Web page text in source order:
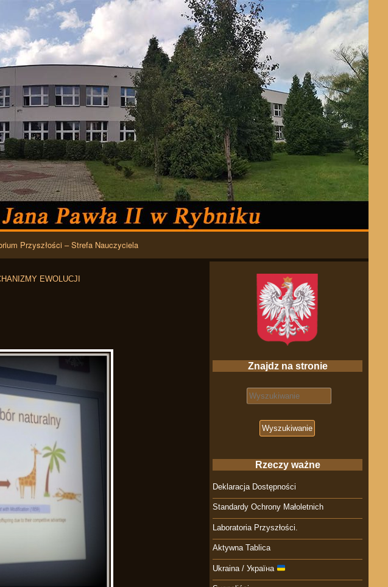
do zawartości
Przyszłości – Strefa Nauczyciela
EWOLUCJI
Znajdz na stronie
Search for:
Rzeczy ważne
Deklaracja Dostępności
Standardy Ochrony Małoletnich
Laboratoria Przyszłości.
Aktywna Tablica
Ukraina / Україна